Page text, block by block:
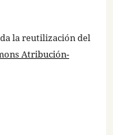
la reutilización del
Atribución-